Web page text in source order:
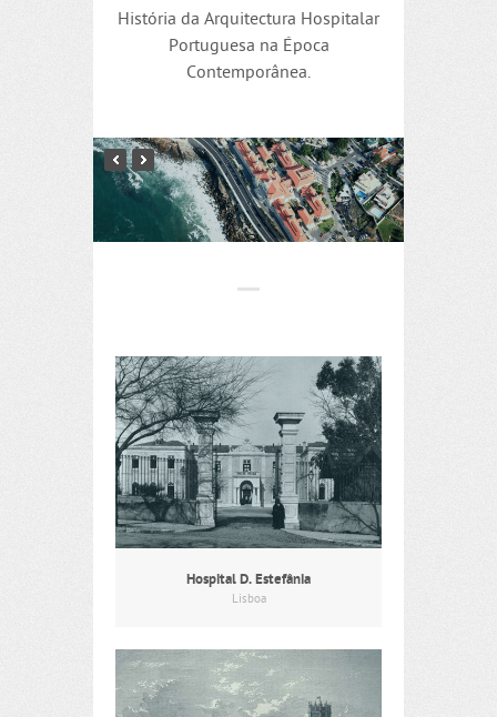
História da Arquitectura Hospitalar
Portuguesa na Época
Contemporânea.
Hospital D. Estefânia
Lisboa